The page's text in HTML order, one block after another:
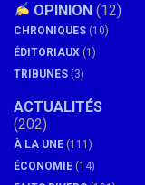
OPINION (12)
CHRONIQUES (10)
ÉDITORIAUX (1)
TRIBUNES (3)
ACTUALITÉS
(202)
À LA UNE (111)
ÉCONOMIE (14)